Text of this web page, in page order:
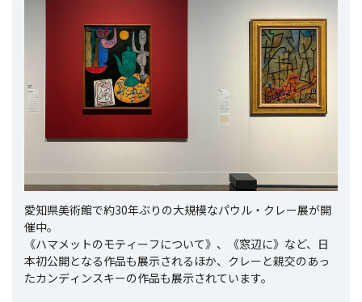
愛知県美術館で約30年ぶりの大規模なパウル・クレー展が開
催中。
《ハマメットのモティーフについて》、《窓辺に》など、日
本初公開となる作品も展示されるほか、クレーと親交のあっ
たカンディンスキーの作品も展示されています。